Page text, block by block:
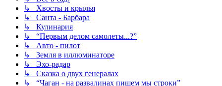
↳ Хвосты и крылья
↳ Санта - Барбара
↳ Кулинария
↳ “Первым делом самолеты...?”
↳ Авто - пилот
↳ Земля в иллюминаторе
↳ Эхо-радар
↳ Сказка о двух генералах
↳ “Чаган - на развалинах пишем мы строки”